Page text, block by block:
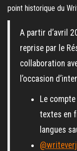
point historique du
A partir d’avril
reprise par le
collaboration
l’occasion
Le compte
textes en
langues
@writeverj